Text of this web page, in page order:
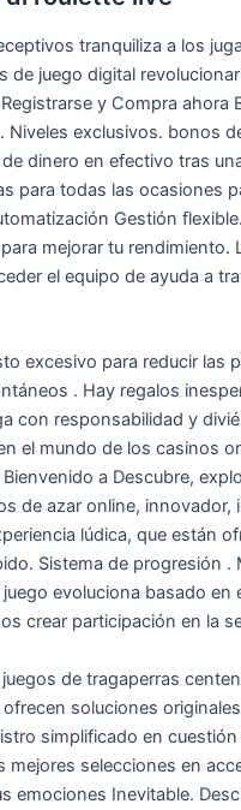
tranquiliza a los
de juego digital
y Compra ahora
Niveles exclusivos. bonos
dinero en efectivo tras
para todas las ocasiones
Gestión
mejorar tu rendimiento.
el equipo de ayuda a
excesivo para reducir las
. Hay regalos
con responsabilidad y
el mundo de los casinos
a Descubre,
de azar online, innovador,
lúdica, que están
Sistema de progresión .
evoluciona basado en
crear participación en la
de tragaperras
ofrecen soluciones
simplificado en
mejores selecciones en
emociones Inevitable.